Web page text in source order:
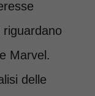
riguardano
Marvel.
delle